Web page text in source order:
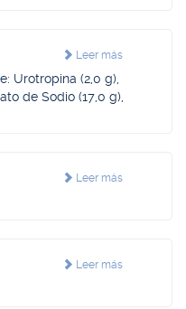
Leer más
Urotropina (2,0 g),
de Sodio (17,0 g),
Leer más
Leer más